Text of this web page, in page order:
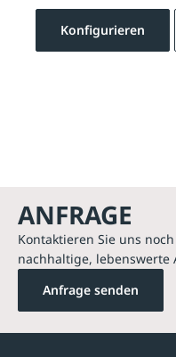
Konfigurieren
ANFRAGE
Kontaktieren Sie uns
nachhaltige, lebenswerte
Anfrage senden